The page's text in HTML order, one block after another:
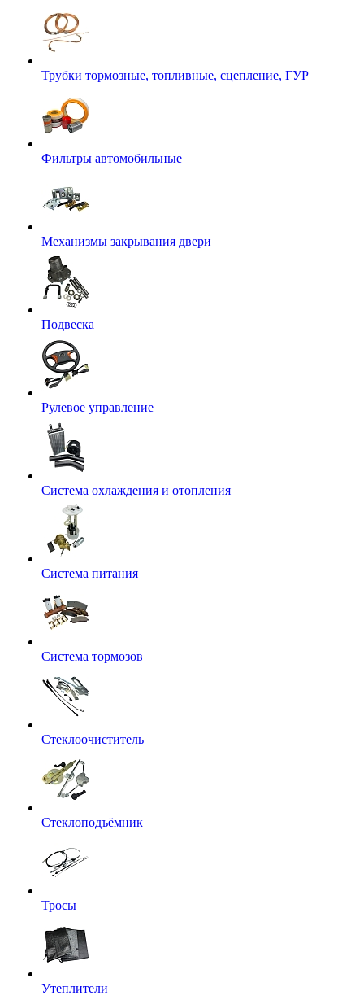
Трубки тормозные, топливные, сцепление, ГУР
Фильтры автомобильные
Механизмы закрывания двери
Подвеска
Рулевое управление
Система охлаждения и отопления
Система питания
Система тормозов
Стеклоочиститель
Стеклоподъёмник
Тросы
Утеплители